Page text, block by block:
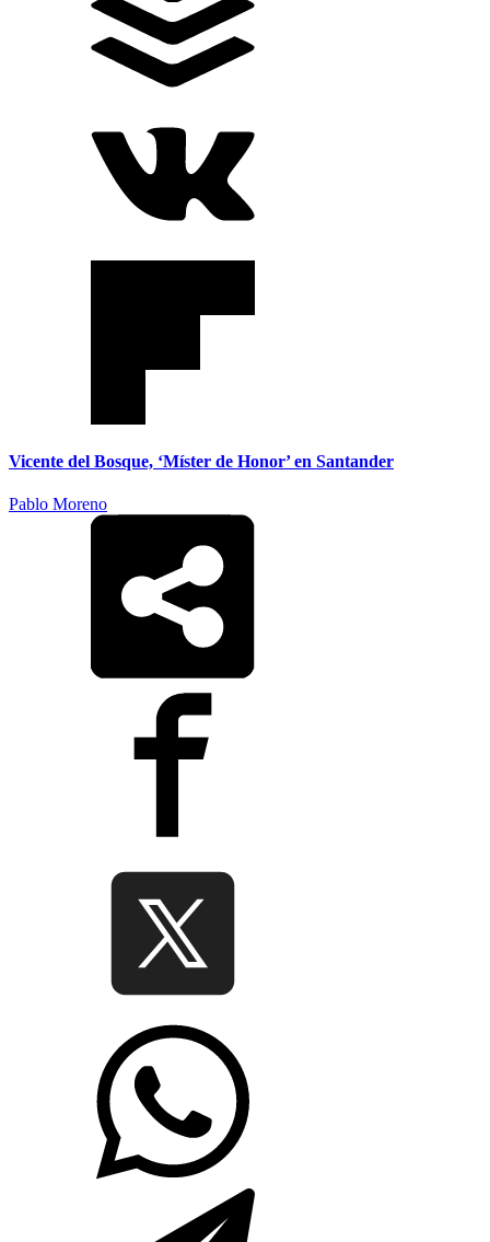
Vicente del Bosque, ‘Míster de Honor’ en Santander
Pablo Moreno